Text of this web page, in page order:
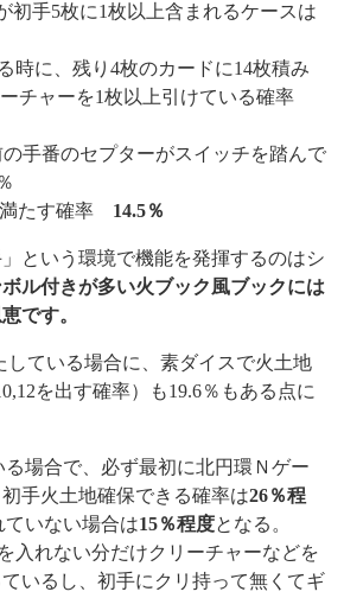
初手5枚に1枚以上含まれるケースは
時に、残り4枚のカードに14枚積み
チャーを1枚以上引けている確率
手番のセプターがスイッチを踏んで
満たす確率 14.5％
という環境で機能を発揮するのはシ
ル付きが多い火ブック風ブックには
です。
している場合に、素ダイスで火土地
を出す確率）も19.6％もある点に
場合で、必ず最初に北円環Ｎゲー
手火土地確保できる確率は26％程
ていない場合は15％程度となる。
入れない分だけクリーチャーなどを
いるし、初手にクリ持って無くてギ